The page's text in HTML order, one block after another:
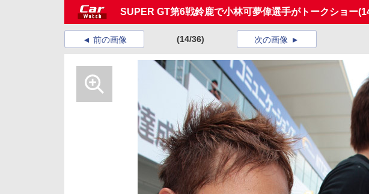
SUPER GT第6戦鈴鹿で小林可夢偉選手がトークショー
前の画像 (14/36) 次の画像